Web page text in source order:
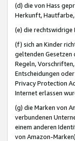
(d) die von Hass
Herkunft,
(e) die rechtswidrige
(f) sich an Kinder
geltenden Gesetzen
Regeln,
Entscheidungen
Privacy Protection
Internet erlassen
(g) die Marken von
verbundenen
einem anderen
von Amazon-